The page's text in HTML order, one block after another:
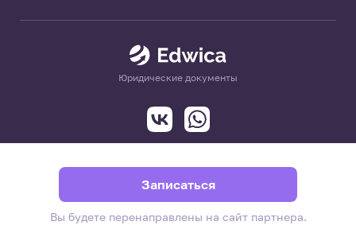
Записаться
Вы будете перенаправлены на сайт партнера.
Юридические документы